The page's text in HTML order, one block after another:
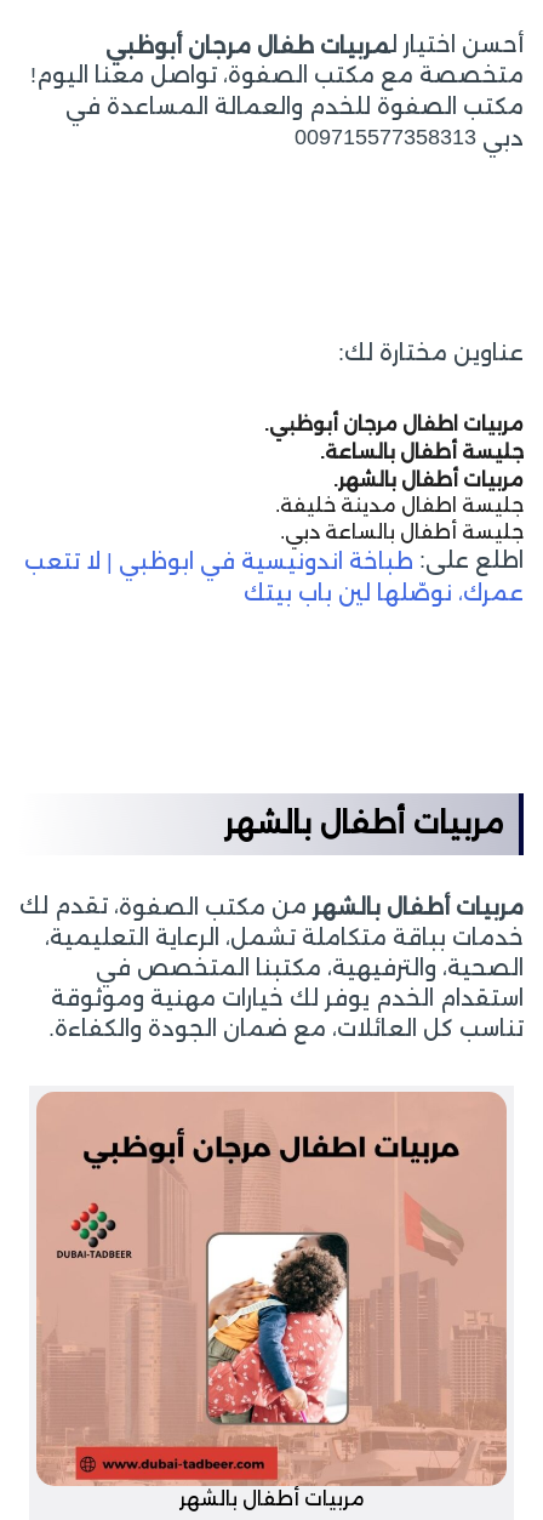
أحسن اختيار لمربيات طفال مرجان أبوظبي
متخصصة مع مكتب الصفوة، تواصل معنا اليوم!
مكتب الصفوة للخدم والعمالة المساعدة في
دبي
عناوين مختارة لك:
مربيات اطفال مرجان أبوظبي.
جليسة أطفال بالساعة.
مربيات أطفال بالشهر.
جليسة اطفال مدينة خليفة.
جليسة أطفال بالساعة دبي.
اطلع على: طباخة اندونيسية في ابوظبي | لا تتعب
عمرك، نوصّلها لين باب بيتك
مربيات أطفال بالشهر
مربيات أطفال بالشهر من مكتب الصفوة، تقدم لك
خدمات بباقة متكاملة تشمل، الرعاية التعليمية،
الصحية، والترفيهية، مكتبنا المتخصص في
استقدام الخدم يوفر لك خيارات مهنية وموثوقة
تناسب كل العائلات، مع ضمان الجودة والكفاءة.
مربيات أطفال بالشهر